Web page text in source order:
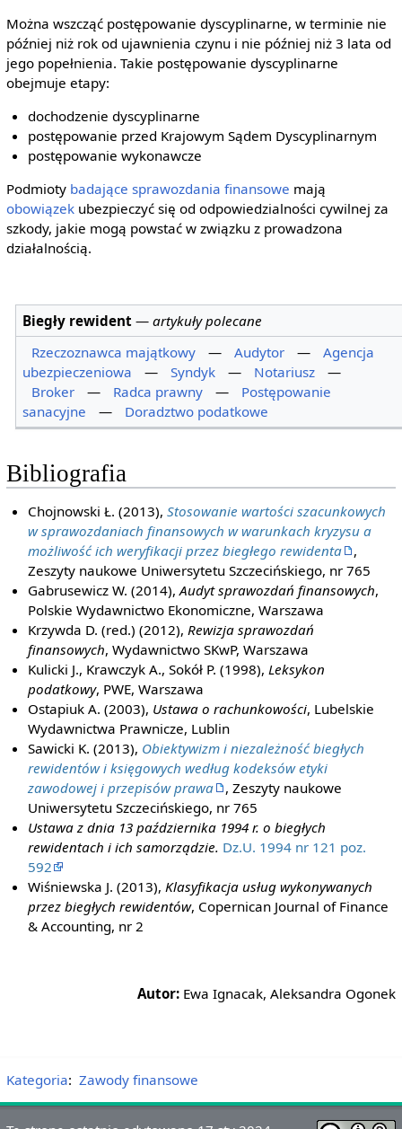
Można wszcząć postępowanie dyscyplinarne, w terminie nie
później niż rok od ujawnienia czynu i nie później niż 3 lata od
jego popełnienia. Takie postępowanie dyscyplinarne
obejmuje etapy:
dochodzenie dyscyplinarne
postępowanie przed Krajowym Sądem Dyscyplinarnym
postępowanie wykonawcze
Podmioty badające sprawozdania finansowe mają
obowiązekubezpieczyć się od odpowiedzialności cywilnej za
szkody, jakie mogą powstać w związku z prowadzona
działalnością.
Biegły rewident —artykuły polecane
Rzeczoznawca majątkowy
— Audytor —
Agencja
ubezpieczeniowa
— Syndyk — Notariusz
—
Broker
— Radca prawny —
Postępowanie
sanacyjne
— Doradztwo podatkowe
Bibliografia
Chojnowski Ł. (2013),Stosowanie wartości szacunkowych
w sprawozdaniach finansowych w warunkach kryzysu a
możliwość ich weryfikacji przez biegłego rewidenta
,
Zeszyty naukowe Uniwersytetu Szczecińskiego, nr 765
Gabrusewicz W. (2014),Audyt sprawozdań finansowych,
Polskie Wydawnictwo Ekonomiczne, Warszawa
Krzywda D. (red.) (2012),Rewizja sprawozdań
finansowych, Wydawnictwo SKwP, Warszawa
Kulicki J., Krawczyk A., Sokół P. (1998),Leksykon
podatkowy, PWE, Warszawa
Ostapiuk A. (2003), Ustawa o rachunkowości, Lubelskie
Wydawnictwa Prawnicze, Lublin
Sawicki K. (2013), Obiektywizm i niezależność biegłych
rewidentów i księgowych według kodeksów etyki
zawodowej i przepisów prawa
, Zeszyty naukowe
Uniwersytetu Szczecińskiego, nr 765
Ustawa z dnia 13 października 1994 r. o biegłych
rewidentach i ich samorządzie. Dz.U. 1994 nr 121 poz.
592
Wiśniewska J. (2013),Klasyfikacja usług wykonywanych
przez biegłych rewidentów, Copernican Journal of Finance
& Accounting, nr 2
Autor: Ewa Ignacak, Aleksandra Ogonek
Kategoria: Zawody finansowe